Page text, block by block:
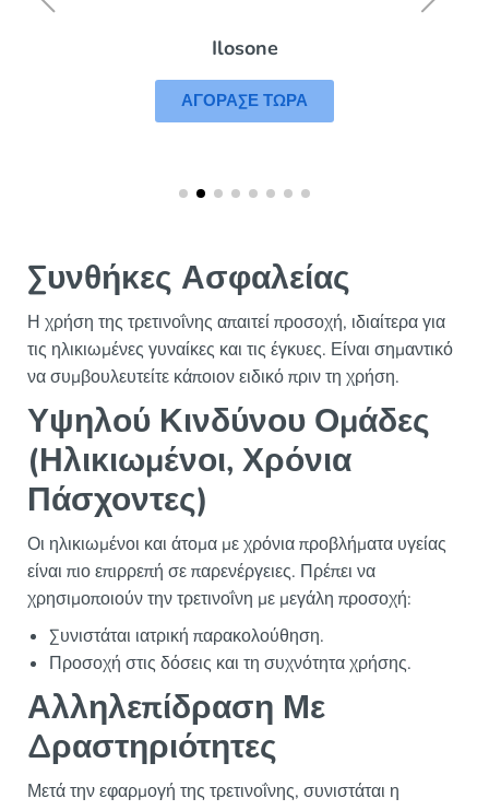
Ilosone
ΑΓΟΡΑΣΕ ΤΩΡΑ
Συνθήκες Ασφαλείας
Η χρήση της τρετινοΐνης απαιτεί προσοχή, ιδιαίτερα για
τις ηλικιωμένες γυναίκες και τις έγκυες. Είναι σημαντικό
να συμβουλευτείτε κάποιον ειδικό πριν τη χρήση.
Υψηλού Κινδύνου Ομάδες
(Ηλικιωμένοι, Χρόνια
Πάσχοντες)
Οι ηλικιωμένοι και άτομα με χρόνια προβλήματα υγείας
είναι πιο επιρρεπή σε παρενέργειες. Πρέπει να
χρησιμοποιούν την τρετινοΐνη με μεγάλη προσοχή:
Συνιστάται ιατρική παρακολούθηση.
Προσοχή στις δόσεις και τη συχνότητα χρήσης.
Αλληλεπίδραση Με
Δραστηριότητες
Μετά την εφαρμογή της τρετινοΐνης, συνιστάται η